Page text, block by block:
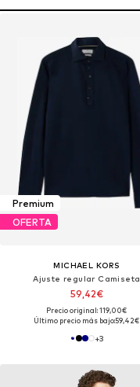
Premium
OFERTA
MICHAEL KORS
Ajuste regular Camiseta
59,42€
Precio original: 119,00€
Último precio más bajo:59,42€
+3